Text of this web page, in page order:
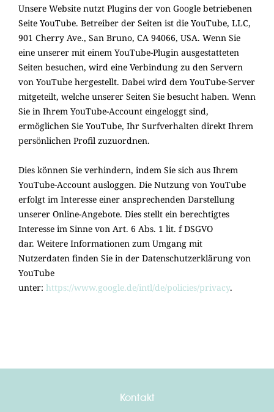
Unsere Website nutzt Plugins der von Google betriebenen
Seite YouTube. Betreiber der Seiten ist die YouTube, LLC,
901 Cherry Ave., San Bruno, CA 94066, USA. Wenn Sie
eine unserer mit einem YouTube-Plugin ausgestatteten
Seiten besuchen, wird eine Verbindung zu den Servern
von YouTube hergestellt. Dabei wird dem YouTube-Server
mitgeteilt, welche unserer Seiten Sie besucht haben. Wenn
Sie in Ihrem YouTube-Account eingeloggt sind,
ermöglichen Sie YouTube, Ihr Surfverhalten direkt Ihrem
persönlichen Profil zuzuordnen.
Dies können Sie verhindern, indem Sie sich aus Ihrem
YouTube-Account ausloggen. Die Nutzung von YouTube
erfolgt im Interesse einer ansprechenden Darstellung
unserer Online-Angebote. Dies stellt ein berechtigtes
Interesse im Sinne von Art. 6 Abs. 1 lit. f DSGVO
dar. Weitere Informationen zum Umgang mit
Nutzerdaten finden Sie in der Datenschutzerklärung von
YouTube
unter: https://www.google.de/intl/de/policies/privacy.
Kontakt